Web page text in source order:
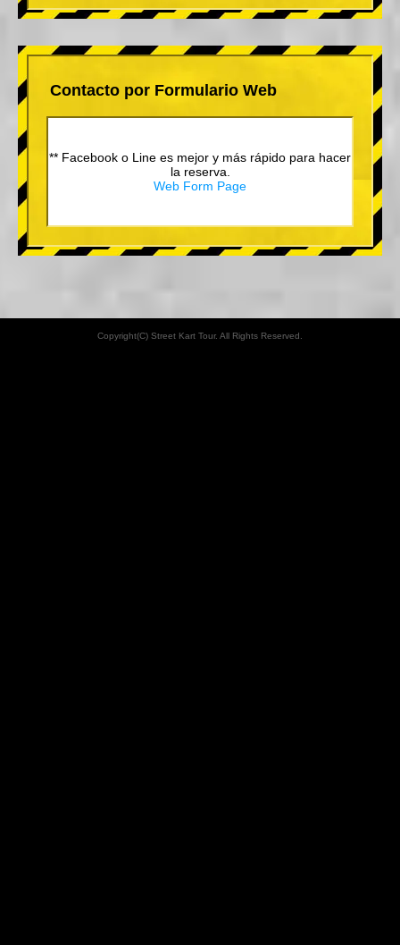
Contacto por Formulario Web
** Facebook o Line es mejor y más rápido para hacer
la reserva.
Web Form Page
Copyright(C) Street Kart Tour. All Rights Reserved.